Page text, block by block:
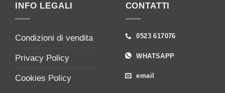
INFO LEGALI
Condizioni di vendita
Privacy Policy
Cookies Policy
CONTATTI
0523 617076
WHATSAPP
email